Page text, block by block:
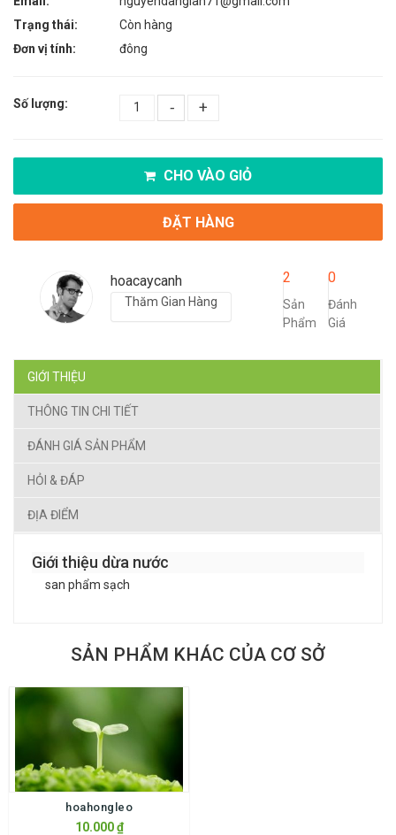
Trạng thái:
Còn hàng
Đơn vị tính:
đông
Số lượng: - +
CHO VÀO GIỎ
ĐẶT HÀNG
hoacaycanh
Thăm Gian Hàng
2
Sản
Phẩm
0
Đánh
Giá
GIỚI THIỆU
THÔNG TIN CHI TIẾT
ĐÁNH GIÁ SẢN PHẨM
HỎI & ĐÁP
ĐỊA ĐIỂM
Giới thiệu dừa nước
san phẩm sạch
SẢN PHẨM KHÁC CỦA CƠ SỞ
hoahongleo
10.000 ₫